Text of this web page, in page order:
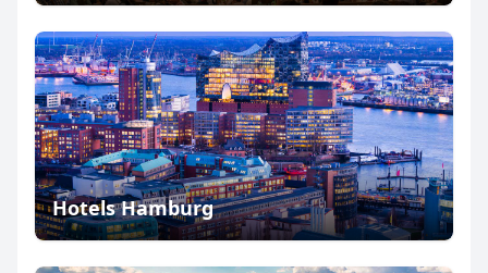
Hotels Hamburg